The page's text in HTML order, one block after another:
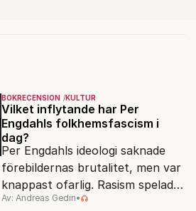
BOKRECENSION KULTUR
Vilket inflytande har Per
Engdahls folkhemsfascism i
dag?
Per Engdahls ideologi saknade
förebildernas brutalitet, men var
knappast ofarlig. Rasism spelades
ned i förmån för "kultur". Känns
Av: Andreas Gedin•